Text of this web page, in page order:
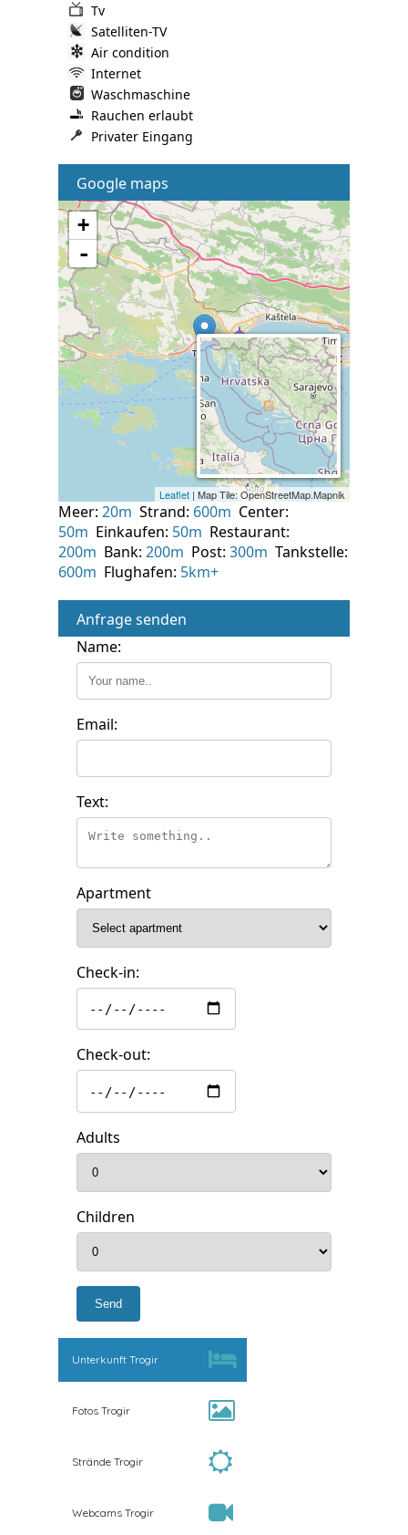
Tv
Satelliten-TV
Air condition
Internet
Waschmaschine
Rauchen erlaubt
Privater Eingang
Google maps
Meer: 20m Strand: 600m Center:
50m Einkaufen: 50m Restaurant:
200m Bank: 200m Post: 300m Tankstelle:
600m Flughafen: 5km+
Anfrage senden
Name:
Email:
Text:
Apartment
Check-in:
Check-out:
Adults
Children
Unterkunft Trogir
Fotos Trogir
Strände Trogir
Webcams Trogir